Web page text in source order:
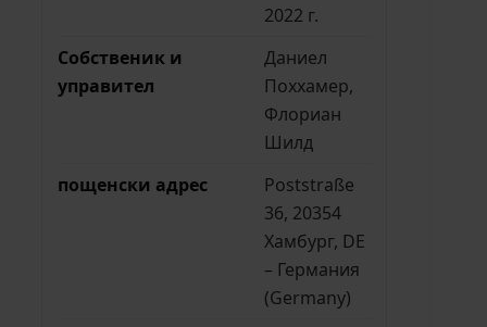
2022 г.
Собственик и
управител
Даниел
Поххамер,
Флориан
Шилд
пощенски адрес
Poststraße
36, 20354
Хамбург, DE
– Германия
(Germany)